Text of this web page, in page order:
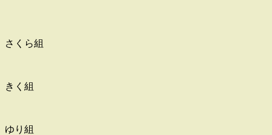
さくら組
きく組
ゆり組